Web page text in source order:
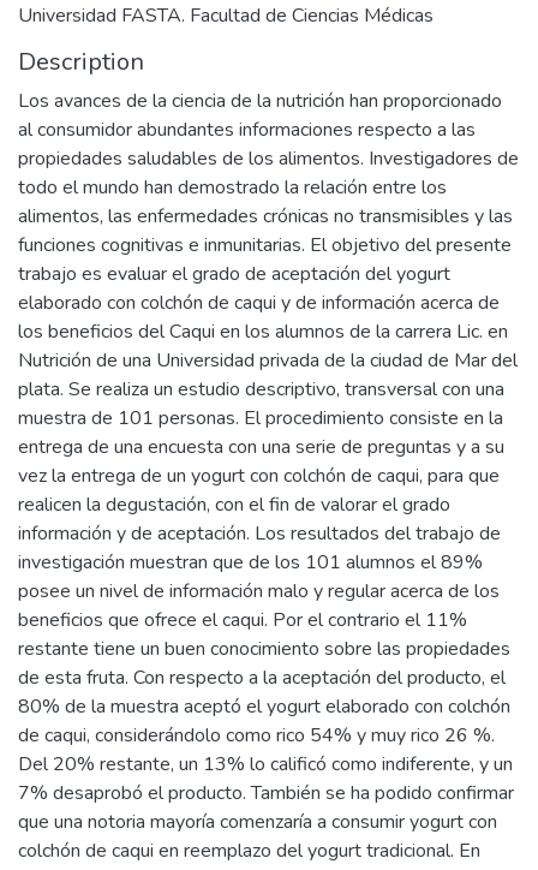
Authors
Flores, Lucía
Publisher
Universidad FASTA. Facultad de Ciencias Médicas
Description
Los avances de la ciencia de la nutrición han proporcionado
al consumidor abundantes informaciones respecto a las
propiedades saludables de los alimentos. Investigadores de
todo el mundo han demostrado la relación entre los
alimentos, las enfermedades crónicas no transmisibles y las
funciones cognitivas e inmunitarias. El objetivo del presente
trabajo es evaluar el grado de aceptación del yogurt
elaborado con colchón de caqui y de información acerca de
los beneficios del Caqui en los alumnos de la carrera Lic. en
Nutrición de una Universidad privada de la ciudad de Mar del
plata. Se realiza un estudio descriptivo, transversal con una
muestra de 101 personas. El procedimiento consiste en la
entrega de una encuesta con una serie de preguntas y a su
vez la entrega de un yogurt con colchón de caqui, para que
realicen la degustación, con el fin de valorar el grado
información y de aceptación. Los resultados del trabajo de
investigación muestran que de los 101 alumnos el 89%
posee un nivel de información malo y regular acerca de los
beneficios que ofrece el caqui. Por el contrario el 11%
restante tiene un buen conocimiento sobre las propiedades
de esta fruta. Con respecto a la aceptación del producto, el